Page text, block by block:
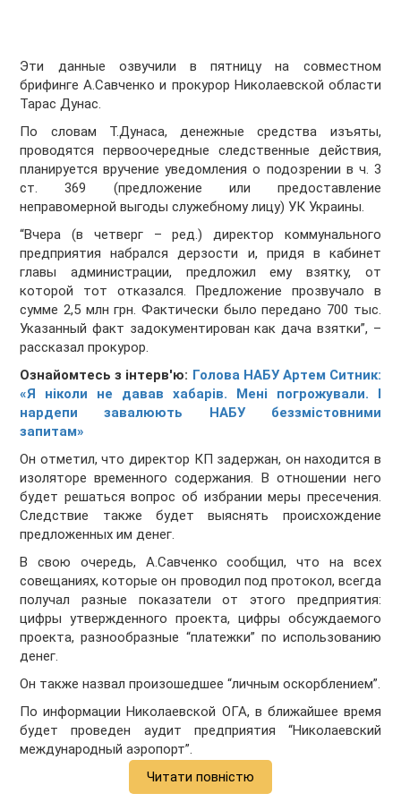
Эти данные озвучили в пятницу на совместном
брифинге А.Савченко и прокурор Николаевской области
Тарас Дунас.
По словам Т.Дунаса, денежные средства изъяты,
проводятся первоочередные следственные действия,
планируется вручение уведомления о подозрении в ч. 3
ст. 369 (предложение или предоставление
неправомерной выгоды служебному лицу) УК Украины.
“Вчера (в четверг – ред.) директор коммунального
предприятия набрался дерзости и, придя в кабинет
главы администрации, предложил ему взятку, от
которой тот отказался. Предложение прозвучало в
сумме 2,5 млн грн. Фактически было передано 700 тыс.
Указанный факт задокументирован как дача взятки”, –
рассказал прокурор.
Ознайомтесь з інтерв'ю: Голова НАБУ Артем Ситник:
«Я ніколи не давав хабарів. Мені погрожували. І
нардепи завалюють НАБУ беззмістовними
запитам»
Он отметил, что директор КП задержан, он находится в
изоляторе временного содержания. В отношении него
будет решаться вопрос об избрании меры пресечения.
Следствие также будет выяснять происхождение
предложенных им денег.
В свою очередь, А.Савченко сообщил, что на всех
совещаниях, которые он проводил под протокол, всегда
получал разные показатели от этого предприятия:
цифры утвержденного проекта, цифры обсуждаемого
проекта, разнообразные “платежки” по использованию
денег.
Он также назвал произошедшее “личным оскорблением”.
По информации Николаевской ОГА, в ближайшее время
будет проведен аудит предприятия “Николаевский
международный аэропорт”.
Читати повністю